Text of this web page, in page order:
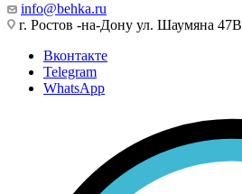
info@behka.ru
г. Ростов -на-Дону ул. Шаумяна 47В
Вконтакте
Telegram
WhatsApp